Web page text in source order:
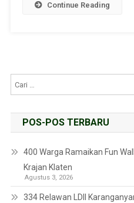
Continue Reading
POS-POS TERBARU
400 Warga Ramaikan Fun
Krajan Klaten
Agustus 3, 2026
334 Relawan LDII